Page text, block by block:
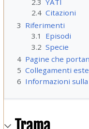
2.4 Citazioni
3 Riferimenti
3.1
Episodi
3.2 Specie
4 Pagine che
5 Collegamenti
6 Informazioni